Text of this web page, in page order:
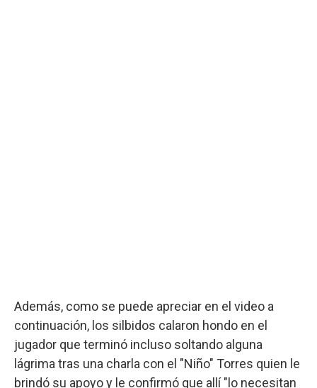
Además, como se puede apreciar en el video a
continuación, los silbidos calaron hondo en el
jugador que terminó incluso soltando alguna
lágrima tras una charla con el "Niño" Torres quien le
brindó su apoyo y le confirmó que allí "lo necesitan